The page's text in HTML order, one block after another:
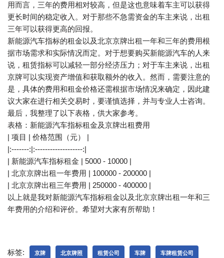
用而言，三年的费用相对较高，但是这也意味着车主可以获得
更长时间的稳定收入。对于那些不急需资金的车主来说，出租
三年可以获得更高的回报。
新能源汽车指标的租金以及北京京牌出租一年和三年的费用根
据市场需求和实际情况而定。对于想要购买新能源汽车的人来
说，租赁指标可以减轻一部分经济压力；对于车主来说，出租
京牌可以实现资产增值和获取额外的收入。然而，需要注意的
是，具体的费用和租金价格还需根据市场情况来确定，因此建
议大家在进行相关交易时，要谨慎选择，并与专业人士咨询。
最后，我整理了以下表格，供大家参考。
表格：新能源汽车指标租金及京牌出租费用
| 项目 | 价格范围（元） |
|:-------:|:-------------------:|
| 新能源汽车指标租金 | 5000 - 10000 |
| 北京京牌出租一年费用 | 100000 - 200000 |
| 北京京牌出租三年费用 | 250000 - 400000 |
以上就是我对新能源汽车指标租金以及北京京牌出租一年和三
年费用的介绍和评价。希望对大家有所帮助！
标签: 京牌 北京牌照 租赁公司 车牌 车牌租赁公司